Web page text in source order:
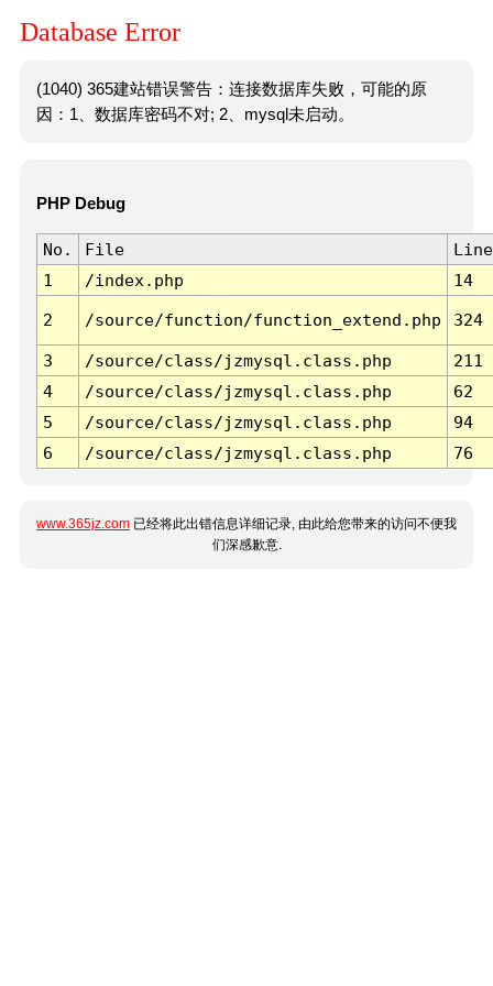
Database Error
(1040) 365建站错误警告：连接数据库失败，可能的原
因：1、数据库密码不对; 2、mysql未启动。
PHP Debug
No. File
Line
1
/index.php 14
2 /source/function/function_extend.php 324
3 /source/class/jzmysql.class.php
211
4
/source/class/jzmysql.class.php
62
5
/source/class/jzmysql.class.php
94
6
/source/class/jzmysql.class.php 76
www.365jz.com 已经将此出错信息详细记录, 由此给您带来的访问不便我
们深感歉意.